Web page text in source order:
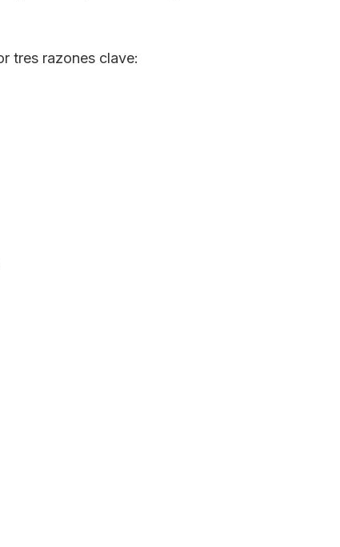
tres razones clave: